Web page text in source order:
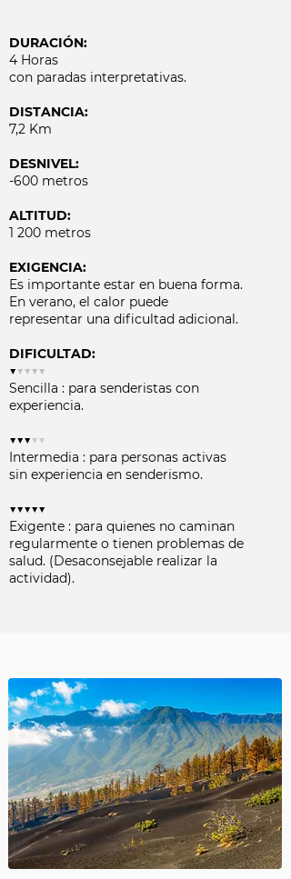
DURACIÓN:
4 Horas
con paradas interpretativas.
DISTANCIA:
7,2 Km
DESNIVEL:
-600 metros
ALTITUD:
​1 200 metros​
EXIGENCIA:
Es importante estar en buena forma.
En verano, el calor puede
representar una dificultad adicional.
DIFICULTAD:
▼▼▼▼▼
Sencilla : para senderistas con
experiencia.
▼▼▼▼▼
Intermedia : para personas activas
sin experiencia en senderismo.
▼▼▼▼▼
Exigente : para quienes no caminan
regularmente o tienen problemas de
salud. (Desaconsejable realizar la
actividad).